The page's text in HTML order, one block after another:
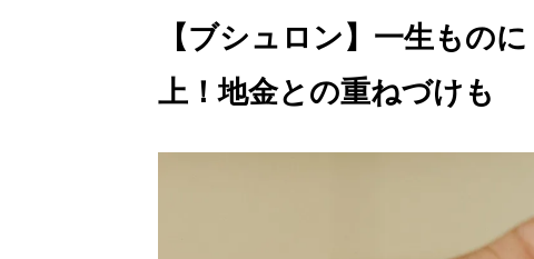
【ブシュロン】一生もの
上！地金との重ねづけも